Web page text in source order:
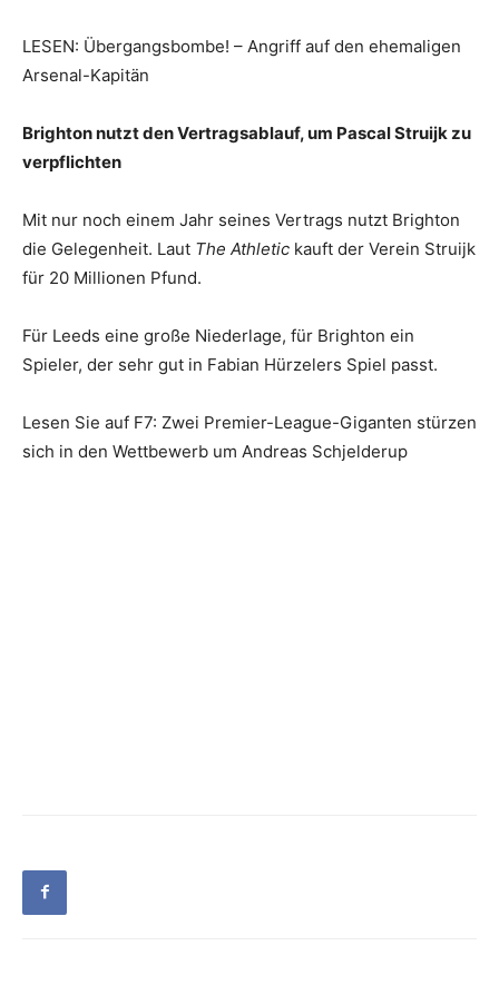
LESEN: Übergangsbombe! – Angriff auf den ehemaligen
Arsenal-Kapitän
Brighton nutzt den Vertragsablauf, um Pascal Struijk zu
verpflichten
Mit nur noch einem Jahr seines Vertrags nutzt Brighton
die Gelegenheit. Laut The Athletic kauft der Verein Struijk
für 20 Millionen Pfund.
Für Leeds eine große Niederlage, für Brighton ein
Spieler, der sehr gut in Fabian Hürzelers Spiel passt.
Lesen Sie auf F7: Zwei Premier-League-Giganten stürzen
sich in den Wettbewerb um Andreas Schjelderup